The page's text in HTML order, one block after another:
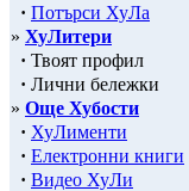
· Потърси ХуЛа
» ХуЛитери
· Твоят профил
· Лични бележки
» Още Хубости
· ХуЛименти
· Електронни книги
· Видео ХуЛи